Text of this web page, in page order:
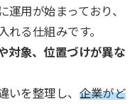
用が始まっており、
る仕組みです。
対象、位置づけが異な
を整理し、 企業がど